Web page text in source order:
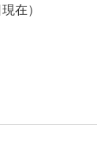
在）